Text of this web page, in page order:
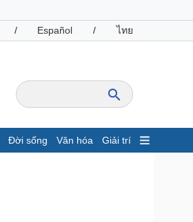
/ Español / ไทย
Đời sống Văn hóa Giải trí